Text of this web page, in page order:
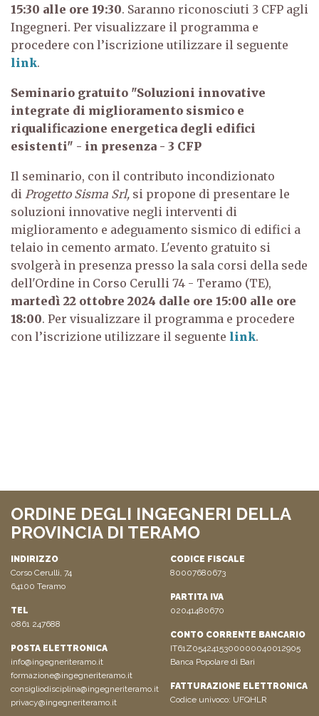
15:30 alle ore 19:30. Saranno riconosciuti 3 CFP agli
Ingegneri. Per visualizzare il programma e
procedere con l’iscrizione utilizzare il seguente
link.
Seminario gratuito "Soluzioni innovative
integrate di miglioramento sismico e
riqualificazione energetica degli edifici
esistenti" - in presenza - 3 CFP
Il seminario, con il contributo incondizionato
di Progetto Sisma Srl, si propone di presentare le
soluzioni innovative negli interventi di
miglioramento e adeguamento sismico di edifici a
telaio in cemento armato. L'evento gratuito si
svolgerà in presenza presso la sala corsi della sede
dell'Ordine in Corso Cerulli 74 - Teramo (TE),
martedì 22 ottobre 2024 dalle ore 15:00 alle ore
18:00. Per visualizzare il programma e procedere
con l’iscrizione utilizzare il seguente link.
ORDINE DEGLI INGEGNERI DELLA
PROVINCIA DI TERAMO
INDIRIZZO
Corso Cerulli, 74
64100 Teramo
TEL
0861 247688
POSTA ELETTRONICA
info@ingegneriteramo.it
formazione@ingegneriteramo.it
consigliodisciplina@ingegneriteramo.it
privacy@ingegneriteramo.it
CODICE FISCALE
80007680673
PARTITA IVA
02041480670
CONTO CORRENTE BANCARIO
IT61Z0542415300000040012905
Banca Popolare di Bari
FATTURAZIONE ELETTRONICA
Codice univoco: UFQHLR